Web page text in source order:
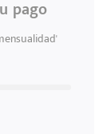
pago